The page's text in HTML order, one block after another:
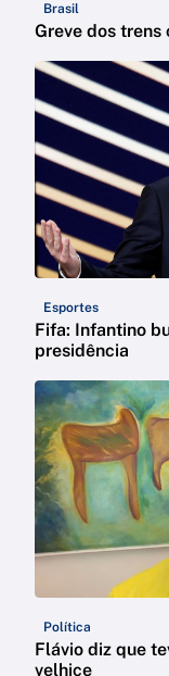
Brasil
Greve dos trens
Esportes
Fifa: Infantino
presidência
Política
Flávio diz que
velhice